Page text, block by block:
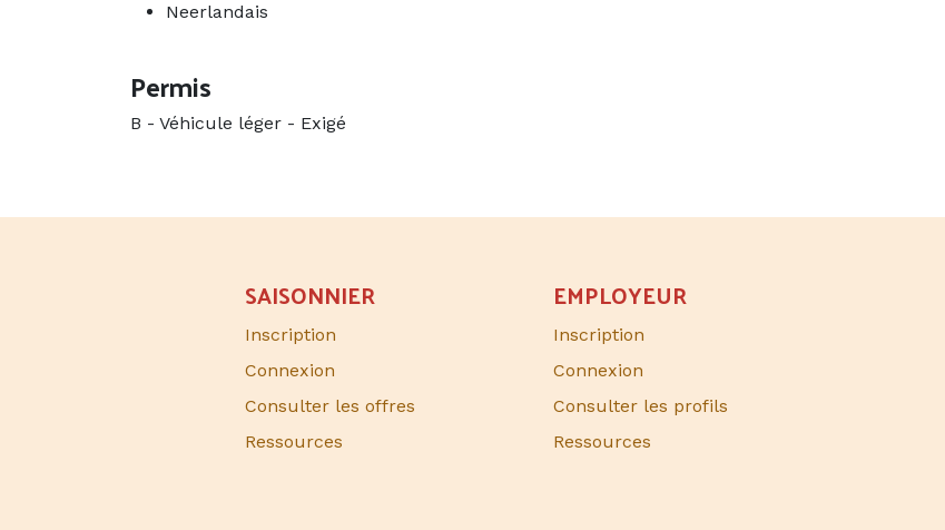
Neerlandais
Permis
B - Véhicule léger - Exigé
EMPLOYEUR
Inscription
Connexion
Consulter les profils
Ressources
SAISONNIER​
Inscription
Connexion
Consulter les offres
Ressources